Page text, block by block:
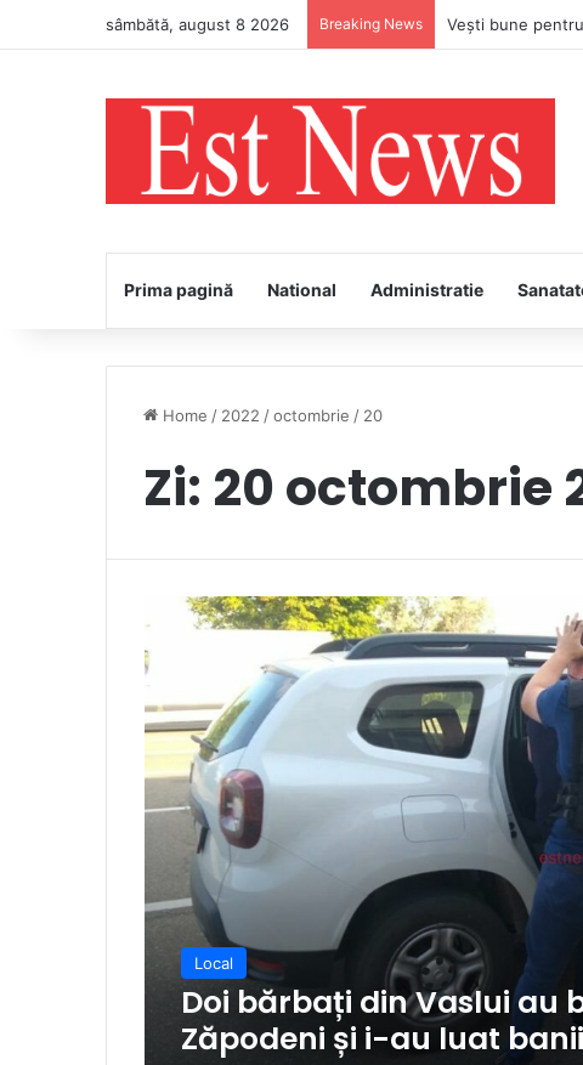
sâmbătă, august 8 2026 Breaking News PS Ignatie va
Prima pagină National Administratie
Home / 2022 /octombrie / 20
Zi: 20 octombrie
Local
Doi bărbați din Vaslui au
Zăpodeni și i-au luat